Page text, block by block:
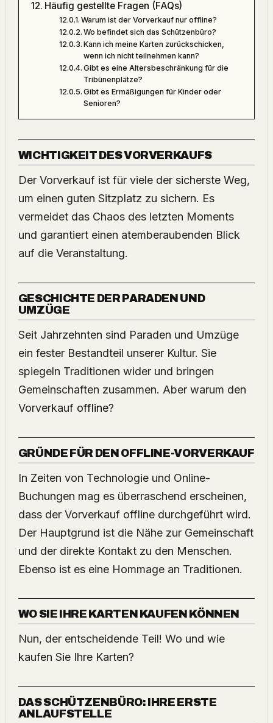
Häufig gestellte Fragen (FAQs)
Warum ist der Vorverkauf nur offline?
Wo befindet sich das Schützenbüro?
Kann ich meine Karten zurückschicken,
wenn ich nicht teilnehmen kann?
Gibt es eine Altersbeschränkung für die
Tribünenplätze?
Gibt es Ermäßigungen für Kinder oder
Senioren?
WICHTIGKEIT DES VORVERKAUFS
Der Vorverkauf ist für viele der sicherste Weg,
um einen guten Sitzplatz zu sichern. Es
vermeidet das Chaos des letzten Moments
und garantiert einen atemberaubenden Blick
auf die Veranstaltung.
GESCHICHTE DER PARADEN UND
UMZÜGE
Seit Jahrzehnten sind Paraden und Umzüge
ein fester Bestandteil unserer Kultur. Sie
spiegeln Traditionen wider und bringen
Gemeinschaften zusammen. Aber warum den
Vorverkauf offline?
GRÜNDE FÜR DEN OFFLINE-VORVERKAUF
In Zeiten von Technologie und Online-
Buchungen mag es überraschend erscheinen,
dass der Vorverkauf offline durchgeführt wird.
Der Hauptgrund ist die Nähe zur Gemeinschaft
und der direkte Kontakt zu den Menschen.
Ebenso ist es eine Hommage an Traditionen.
WO SIE IHRE KARTEN KAUFEN KÖNNEN
Nun, der entscheidende Teil! Wo und wie
kaufen Sie Ihre Karten?
DAS SCHÜTZENBÜRO: IHRE ERSTE
ANLAUFSTELLE